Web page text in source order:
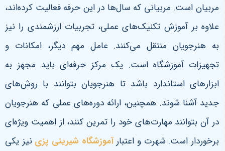
مربیان است. مربیانی که سال‌ها در این حرفه فعالیت کرده‌اند،
علاوه بر آموزش تکنیک‌های عملی، تجربیات ارزشمندی را نیز
به هنرجویان منتقل می‌کنند. عامل مهم دیگر، امکانات و
تجهیزات آموزشگاه است. یک مرکز حرفه‌ای باید مجهز به
ابزارهای استاندارد باشد تا هنرجویان بتوانند با روش‌های
جدید آشنا شوند. همچنین، ارائه دوره‌های عملی که هنرجویان
در آن بتوانند مهارت‌های خود را تمرین کنند، از اهمیت ویژه‌ای
برخوردار است. شهرت و اعتبارآموزشگاه شیرینی پزی نیز یکی